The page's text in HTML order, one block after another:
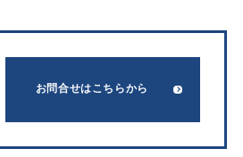
お問合せはこちらから